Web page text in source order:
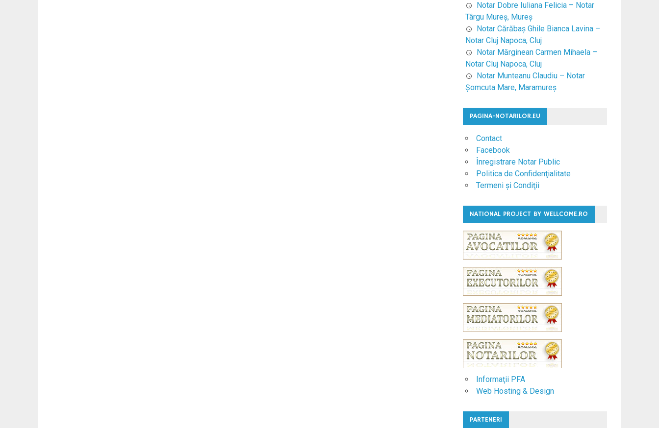
Notar Dobre Iuliana Felicia – Notar
Târgu Mureş, Mureş
Notar Cărăbaş Ghile Bianca Lavina –
Notar Cluj Napoca, Cluj
Notar Mărginean Carmen Mihaela –
Notar Cluj Napoca, Cluj
Notar Munteanu Claudiu – Notar
Şomcuta Mare, Maramureş
PAGINA-NOTARILOR.EU
Contact
Facebook
Înregistrare Notar Public
Politica de Confidenţialitate
Termeni şi Condiţii
NATIONAL PROJECT BY WELLCOME.RO
Informaţii PFA
Web Hosting & Design
PARTENERI